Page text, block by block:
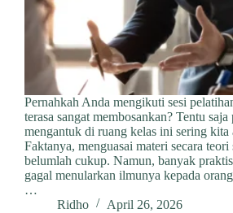
Pernahkah Anda mengikuti sesi
terasa sangat membosankan? Tentu saja
mengantuk di ruang kelas ini sering kita
Faktanya, menguasai materi secara teori
belumlah cukup. Namun, banyak
gagal menularkan ilmunya kepada
…
Ridho
April 26, 2026